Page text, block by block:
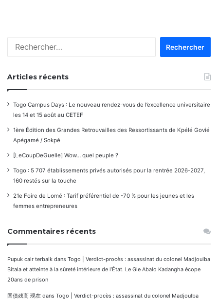
Articles récents
Togo Campus Days : Le nouveau rendez-vous de l’excellence universitaire
les 14 et 15 août au CETEF
1ère Édition des Grandes Retrouvailles des Ressortissants de Kpélé Govié
Apégamé / Sokpé
[LeCoupDeGuelle] Wow… quel peuple ?
Togo : 5 707 établissements privés autorisés pour la rentrée 2026-2027,
160 restés sur la touche
21e Foire de Lomé : Tarif préférentiel de -70 % pour les jeunes et les
femmes entrepreneures
Commentaires récents
Pupuk cair terbaik dans Togo | Verdict-procès : assassinat du colonel Madjoulba
Bitala et atteinte à la sûreté intérieure de l’État. Le Gle Abalo Kadangha écope
20ans de prison
国債残高 現在 dans Togo | Verdict-procès : assassinat du colonel Madjoulba